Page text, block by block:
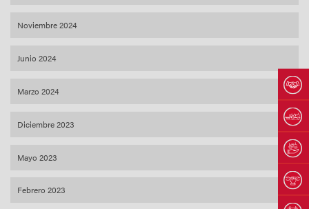
Noviembre 2024
Junio 2024
Marzo 2024
Diciembre 2023
Mayo 2023
Febrero 2023